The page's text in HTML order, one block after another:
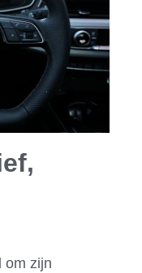
om zijn